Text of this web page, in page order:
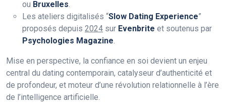
ou Bruxelles.
Les ateliers digitalisés “Slow Dating Experience”
proposés depuis 2024 sur Evenbrite et soutenus par
Psychologies Magazine.
Mise en perspective, la confiance en soi devient un enjeu
central du dating contemporain, catalyseur d’authenticité et
de profondeur, et moteur d’une révolution relationnelle à l’ère
de l’intelligence artificielle.